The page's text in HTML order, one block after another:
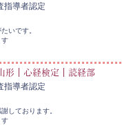
指導者認定
いです。
す
形｜心経検定｜読経部
指導者認定
しております。
す